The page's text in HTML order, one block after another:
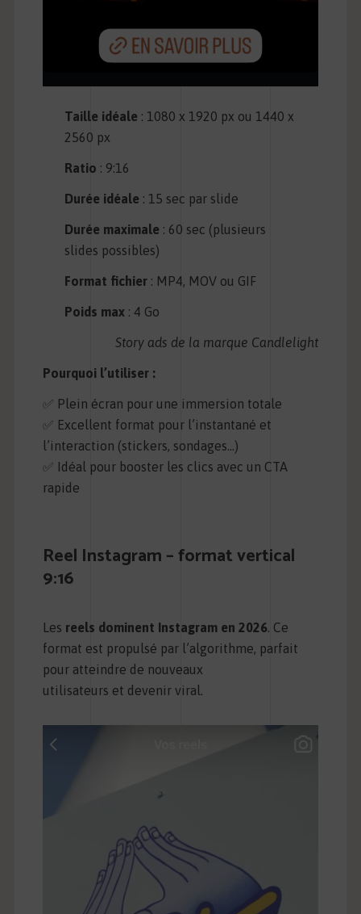
Taille idéale : 1080 x 1920 px ou 1440 x
2560 px
Ratio : 9:16
Durée idéale : 15 sec par slide
Durée maximale : 60 sec (plusieurs
slides possibles)
Format fichier : MP4, MOV ou GIF
Poids max : 4 Go
Story ads de la marque Candlelight
Pourquoi l’utiliser :
✅ Plein écran pour une immersion totale
✅ Excellent format pour l’instantané et
l’interaction (stickers, sondages…)
✅ Idéal pour booster les clics avec un CTA
rapide
Reel Instagram – format vertical
9:16
Les reels dominent Instagram en 2026. Ce
format est propulsé par l’algorithme, parfait
pour atteindre de nouveaux
utilisateurs et devenir viral.